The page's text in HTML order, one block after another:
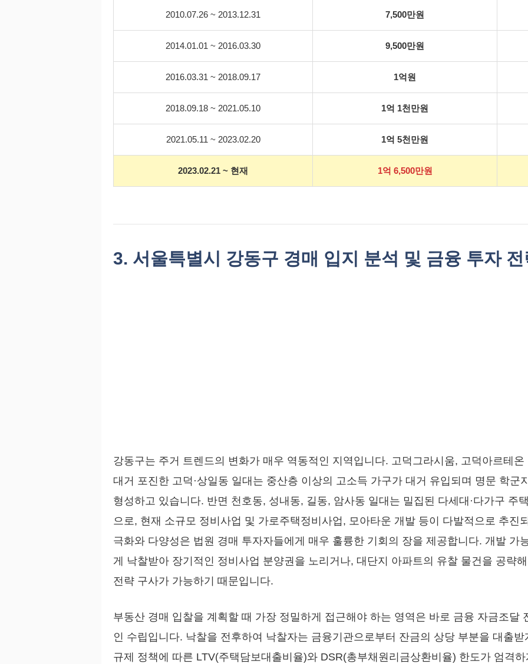
2010.07.26 ~ 2013.12.31 7,500만원
2014.01.01 ~ 2016.03.30 9,500만원
2016.03.31 ~ 2018.09.17 1억원
2018.09.18 ~ 2021.05.10 1억 1천만원
2021.05.11 ~ 2023.02.20 1억 5천만원
2023.02.21 ~ 현재 1억 6,500만원
3. 서울특별시 강동구 경매 입지 분석 및 금융 투자 전
강동구는 주거 트렌드의 변화가 매우 역동적인 지역입니다. 고덕그라시움, 고덕아르테
대거 포진한 고덕·상일동 일대는 중산층 이상의 고소득 가구가 대거 유입되며 명문 학군
형성하고 있습니다. 반면 천호동, 성내동, 길동, 암사동 일대는 밀집된 다세대·다가구 주
으로, 현재 소규모 정비사업 및 가로주택정비사업, 모아타운 개발 등이 다발적으로 추진
극화와 다양성은 법원 경매 투자자들에게 매우 훌륭한 기회의 장을 제공합니다. 개발 가
게 낙찰받아 장기적인 정비사업 분양권을 노리거나, 대단지 아파트의 유찰 물건을 공략
전략 구사가 가능하기 때문입니다.
부동산 경매 입찰을 계획할 때 가장 정밀하게 접근해야 하는 영역은 바로 금융 자금조달
인 수립입니다. 낙찰을 전후하여 낙찰자는 금융기관으로부터 잔금의 상당 부분을 대출
규제 정책에 따른 LTV(주택담보대출비율)와 DSR(총부채원리금상환비율) 한도가 엄격